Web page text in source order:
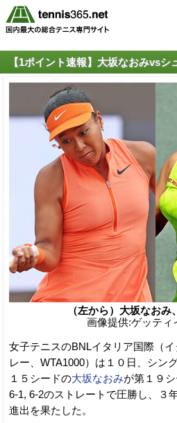
【1ポイント速報】大坂なおみvsシ
（左から）大坂なおみ
画像提供:ゲッティ
女子テニスのBNLイタリア国際（
レー、WTA1000）は１０日、シン
１５シードの大坂なおみが第１９
6-1, 6-2のストレートで圧勝し、３
進出を果たした。